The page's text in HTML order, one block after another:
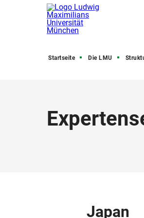
Startseite Die LMU
Japan